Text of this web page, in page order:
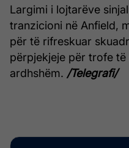
Largimi i lojtarëve
tranzicioni në Anfield,
për të rifreskuar
përpjekjeje për trofe të
ardhshëm. /Telegrafi/